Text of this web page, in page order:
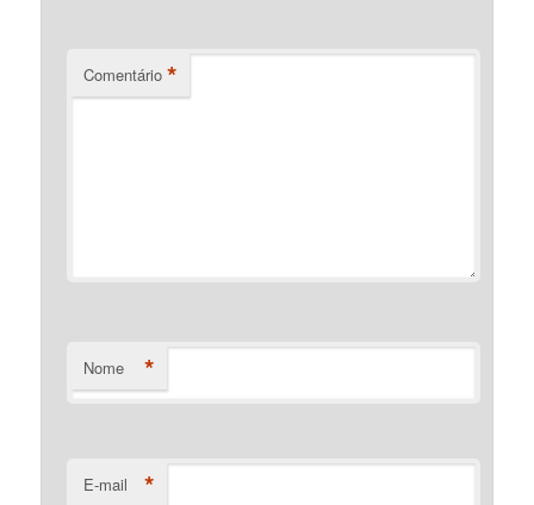
Comentário *
Nome *
E-mail *